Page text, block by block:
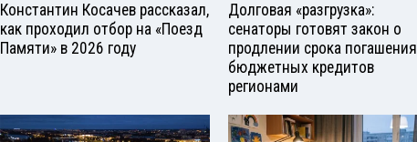
Константин Косачев рассказал,
как проходил отбор на «Поезд
Памяти» в 2026 году
Долговая «разгрузка»:
сенаторы готовят закон о
продлении срока погашения
бюджетных кредитов
регионами